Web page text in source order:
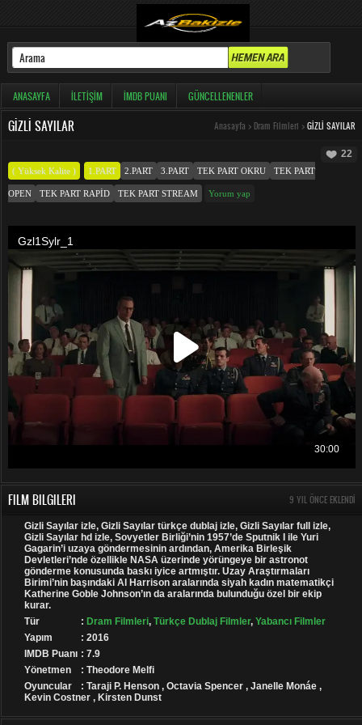
ANASAYFA İLETIŞIM İMDB PUANI GÜNCELLENENLER
GIZLI SAYILAR Anasayfa > Dram Filmleri > GIZLI SAYILAR
22
( Yüksek Kalite ) 1.PART 2.PART 3.PART TEK PART OKRU TEK PART
OPEN TEK PART RAPID TEK PART STREAM Yorum yap
FILM BILGILERI 9 YIL ÖNCE EKLENDI
Gizli Sayılar izle, Gizli Sayılar türkçe dublaj izle, Gizli Sayılar full izle,
Gizli Sayılar hd izle, Sovyetler Birliği’nin 1957’de Sputnik I ile Yuri
Gagarin’i uzaya göndermesinin ardından, Amerika Birleşik
Devletleri’nde özellikle NASA üzerinde yörüngeye bir astronot
gönderme konusunda baskı iyice artmıştır. Uzay Araştırmaları
Birimi’nin başındaki Al Harrison aralarında siyah kadın matematikçi
Katherine Goble Johnson’ın da aralarında bulunduğu özel bir ekip
kurar.
Tür
: Dram Filmleri, Türkçe Dublaj Filmler, Yabancı Filmler
Yapım
: 2016
IMDB Puanı : 7.9
Yönetmen
: Theodore Melfi
Oyuncular
: Taraji P. Henson , Octavia Spencer , Janelle Monáe ,
Kevin Costner , Kirsten Dunst